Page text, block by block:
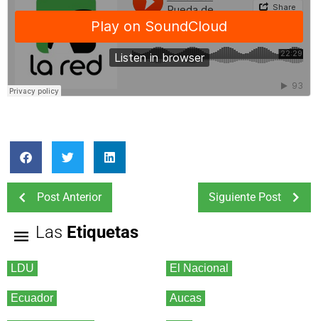
Post Anterior Siguiente Post
Las Etiquetas
LDU El Nacional
Ecuador Aucas